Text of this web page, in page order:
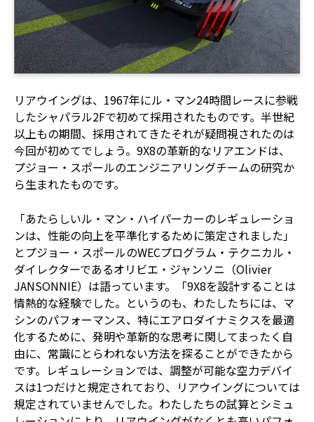
リアウイングは、1967年にル・マン24時間レースに参戦
したシャパラル2Fで初めて採用されたものです。半世紀
以上もの期間、採用されてきたそれが疑問視されたのは
今回が初めてでしょう。9X8の革新的なリアエンドは、
プジョー・スポールのエンジニアリングチームの研究か
ら生まれたものです。
「あたらしいル・マン・ハイパーカーのレギュレーショ
ンは、性能の向上を平準化するために策定されました」
とプジョー・スポールのWECプログラム・テクニカル・
ダイレクターであるオリビエ・ジャンソニ（Olivier
JANSONNIE）は語っています。「9X8を設計することは
情熱的な経験でした。というのも、わたしたちには、マ
シンのパフォーマンス、特にエアロダイナミクスを最適
化するために、発明や革新的な思考に関してまったく自
由に、常識にとらわれない方法を探ることができたから
です。レギュレーションでは、調整が可能な空力デバイ
スは1つだけと規定されており、リアウイングについては
規定されていませんでした。わたしたちの試算とシミュ